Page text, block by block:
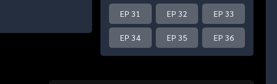
EP 31 EP 32 EP 33
EP 34 EP 35 EP 36